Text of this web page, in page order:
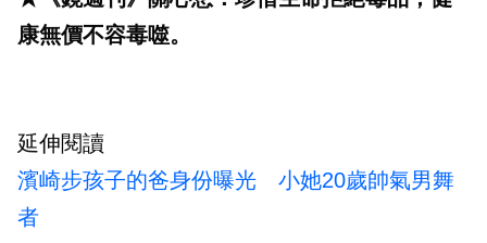
康無價不容毒噬。
延伸閱讀
濱崎步孩子的爸身份曝光 小她20歲帥氣男舞
者